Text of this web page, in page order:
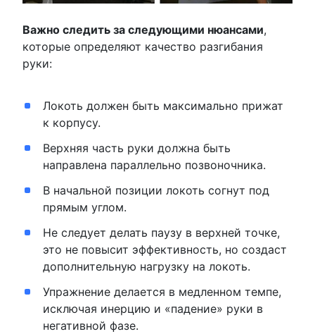
Важно следить за следующими нюансами,
которые определяют качество разгибания
руки:
Локоть должен быть максимально прижат
к корпусу.
Верхняя часть руки должна быть
направлена параллельно позвоночника.
В начальной позиции локоть согнут под
прямым углом.
Не следует делать паузу в верхней точке,
это не повысит эффективность, но создаст
дополнительную нагрузку на локоть.
Упражнение делается в медленном темпе,
исключая инерцию и «падение» руки в
негативной фазе.